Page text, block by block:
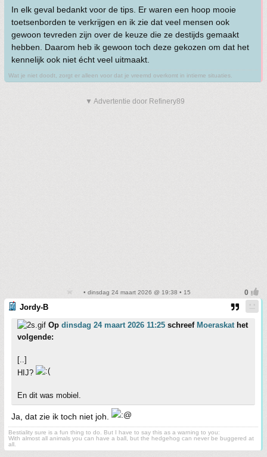
In elk geval bedankt voor de tips. Er waren een hoop mooie
toetsenborden te verkrijgen en ik zie dat veel mensen ook
gewoon tevreden zijn over de keuze die ze destijds gemaakt
hebben. Daarom heb ik gewoon toch deze gekozen om dat het
kennelijk ook niet écht veel uitmaakt.
Wat je niet doodt, zorgt er alleen voor dat je vreemd overkomt in intieme situaties.
▼ Advertentie door Refinery89
• dinsdag 24 maart 2026 @ 19:38 • 15
Jordy-B
Op dinsdag 24 maart 2026 11:25 schreef Moeraskathet
volgende:
[..]
HIJ?
En dit was mobiel.
Ja, dat zie ik toch niet joh.
Bestiality sure is a fun thing to do. But I have to say this as a warning to you:
With almost all animals you can have a ball, but the hedgehog can never be buggered at
all.